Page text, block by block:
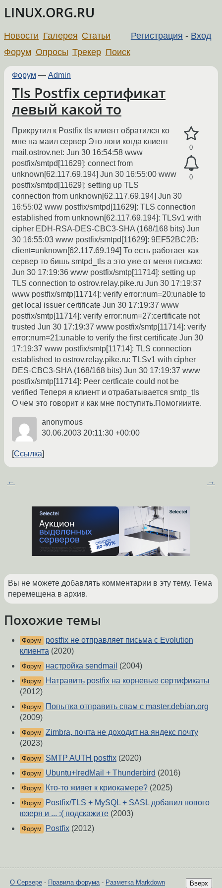
LINUX.ORG.RU
Регистрация - Вход
Новости Галерея Статьи
Форум Опросы Трекер Поиск
Форум — Admin
Tls Postfix сертификат
левый какой то
0
0
Прикрутил к Postfix tls клиент обратился ко
мне на маил сервер Это логи когда клиент
mail.ostrov.net: Jun 30 16:54:58 www
postfix/smtpd[11629]: connect from
unknown[62.117.69.194] Jun 30 16:55:00 www
postfix/smtpd[11629]: setting up TLS
connection from unknown[62.117.69.194] Jun 30
16:55:02 www postfix/smtpd[11629]: TLS connection
established from unknown[62.117.69.194]: TLSv1 with
cipher EDH-RSA-DES-CBC3-SHA (168/168 bits) Jun
30 16:55:03 www postfix/smtpd[11629]: 9EF52BC2B:
client=unknown[62.117.69.194] То есть работает как
сервер то бишь smtpd_tls а это уже от меня письмо:
Jun 30 17:19:36 www postfix/smtp[11714]: setting up
TLS connection to ostrov.relay.pike.ru Jun 30 17:19:37
www postfix/smtp[11714]: verify error:num=20:unable to
get local issuer certificate Jun 30 17:19:37 www
postfix/smtp[11714]: verify error:num=27:certificate not
trusted Jun 30 17:19:37 www postfix/smtp[11714]: verify
error:num=21:unable to verify the first certificate Jun 30
17:19:37 www postfix/smtp[11714]: TLS connection
established to ostrov.relay.pike.ru: TLSv1 with cipher
DES-CBC3-SHA (168/168 bits) Jun 30 17:19:37 www
postfix/smtp[11714]: Peer certficate could not be
verified Теперя я клиент и отрабатывается smtp_tls
О чем это говорит и как мне поступить.Помогииите.
anonymous
30.06.2003 20:11:30 +00:00
Ссылка
← →
Вы не можете добавлять комментарии в эту тему. Тема
перемещена в архив.
Похожие темы
Форум
postfix не отправляет письма с Evolution
клиента (2020)
Форум настройка sendmail (2004)
Форум
Натравить postfix на корневые сертификаты
(2012)
Форум
Попытка отправить спам с master.debian.org
(2009)
Форум Zimbra, почта не доходит на яндекс почту
(2023)
Форум SMTP AUTH postfix (2020)
Форум Ubuntu+IredMail + Thunderbird (2016)
Форум Кто-то живет к криокамере? (2025)
Форум
Postfix/TLS + MySQL + SASL добавил нового
юзеря и ... :( подскажите (2003)
Форум Postfix (2012)
Вверх
О Сервере - Правила форума- Разметка Markdown